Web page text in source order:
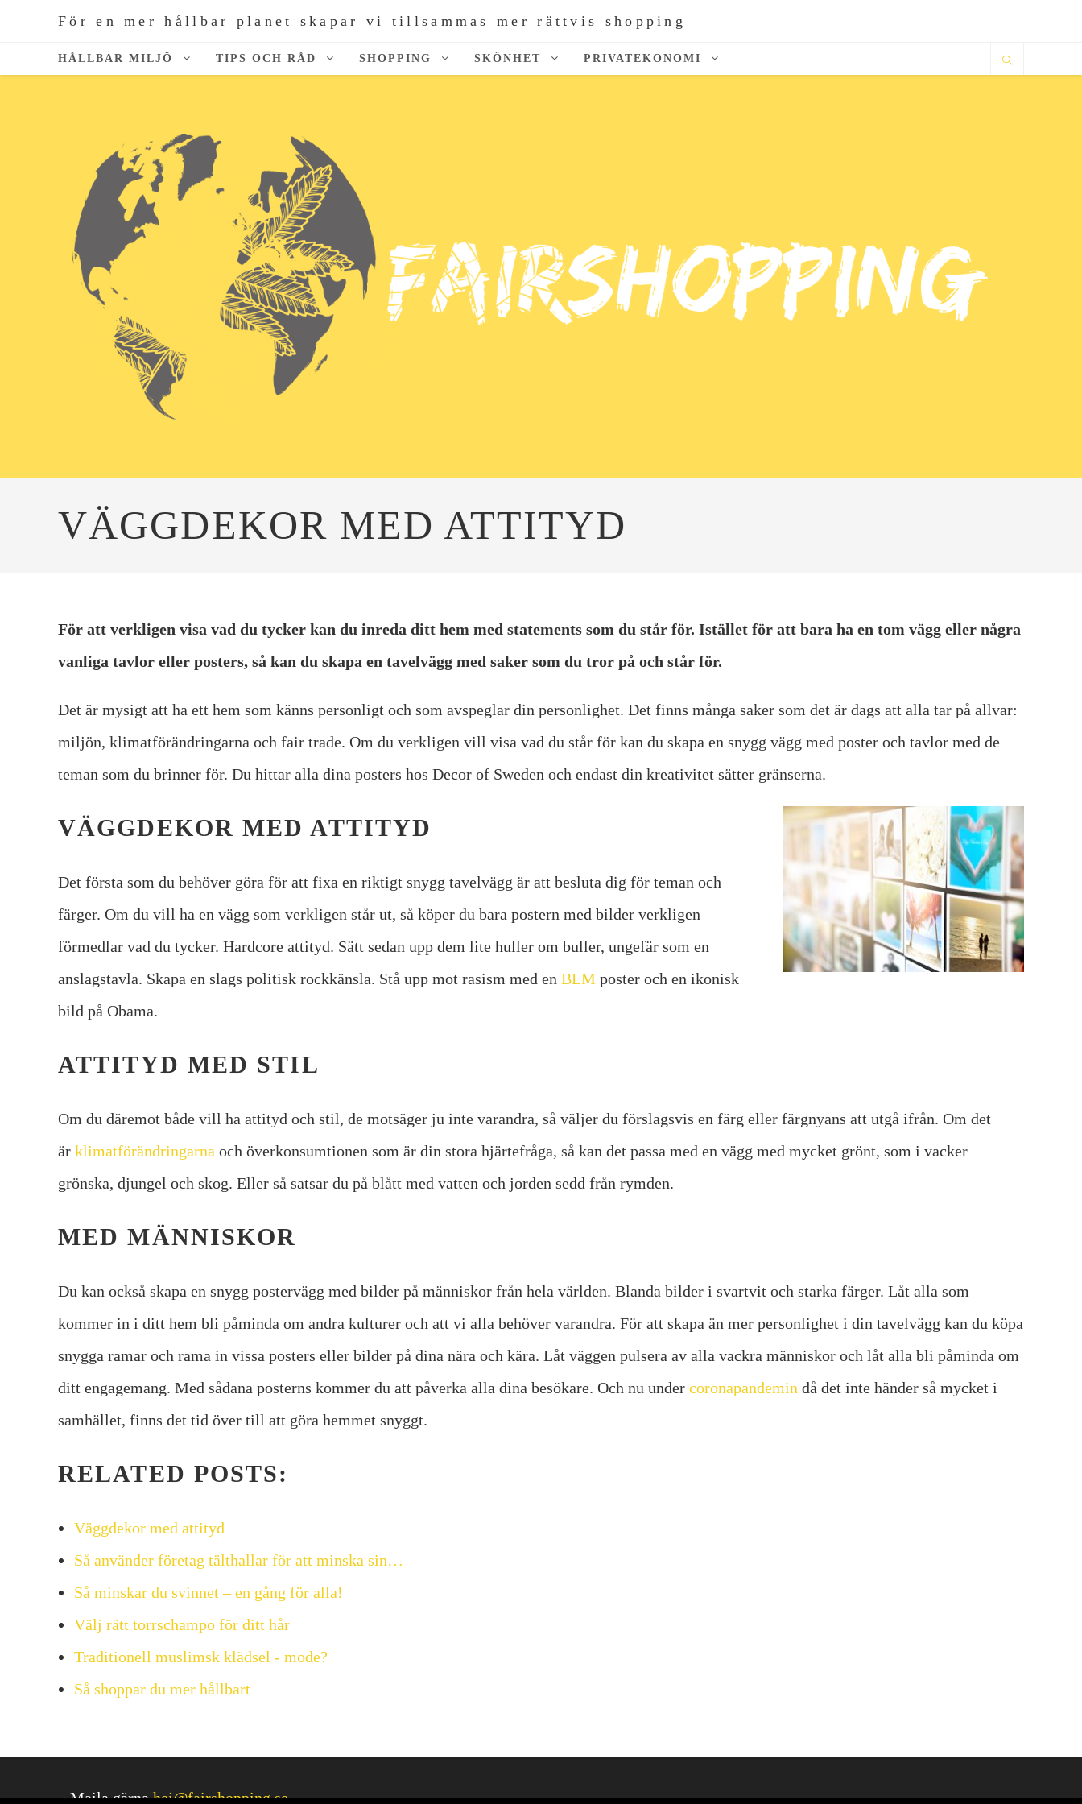
För en mer hållbar planet skapar vi tillsammas mer rättvis shopping
HÅLLBAR MILJÖ TIPS OCH RÅD SHOPPING SKÖNHET PRIVATEKONOMI
VÄGGDEKOR MED ATTITYD
För att verkligen visa vad du tycker kan du inreda ditt hem med statements som du står för. Istället för att bara ha en tom vägg eller några
vanliga tavlor eller posters, så kan du skapa en tavelvägg med saker som du tror på och står för.
Det är mysigt att ha ett hem som känns personligt och som avspeglar din personlighet. Det finns många saker som det är dags att alla tar på allvar:
miljön, klimatförändringarna och fair trade. Om du verkligen vill visa vad du står för kan du skapa en snygg vägg med poster och tavlor med de
teman som du brinner för. Du hittar alla dina posters hos Decor of Sweden och endast din kreativitet sätter gränserna.
VÄGGDEKOR MED ATTITYD
Det första som du behöver göra för att fixa en riktigt snygg tavelvägg är att besluta dig för teman och
färger. Om du vill ha en vägg som verkligen står ut, så köper du bara postern med bilder verkligen
förmedlar vad du tycker. Hardcore attityd. Sätt sedan upp dem lite huller om buller, ungefär som en
anslagstavla. Skapa en slags politisk rockkänsla. Stå upp mot rasism med en BLM poster och en ikonisk
bild på Obama.
ATTITYD MED STIL
Om du däremot både vill ha attityd och stil, de motsäger ju inte varandra, så väljer du förslagsvis en färg eller färgnyans att utgå ifrån. Om det
är klimatförändringarna och överkonsumtionen som är din stora hjärtefråga, så kan det passa med en vägg med mycket grönt, som i vacker
grönska, djungel och skog. Eller så satsar du på blått med vatten och jorden sedd från rymden.
MED MÄNNISKOR
Du kan också skapa en snygg postervägg med bilder på människor från hela världen. Blanda bilder i svartvit och starka färger. Låt alla som
kommer in i ditt hem bli påminda om andra kulturer och att vi alla behöver varandra. För att skapa än mer personlighet i din tavelvägg kan du köpa
snygga ramar och rama in vissa posters eller bilder på dina nära och kära. Låt väggen pulsera av alla vackra människor och låt alla bli påminda om
ditt engagemang. Med sådana posterns kommer du att påverka alla dina besökare. Och nu under coronapandemin då det inte händer så mycket i
samhället, finns det tid över till att göra hemmet snyggt.
RELATED POSTS:
Väggdekor med attityd
Så använder företag tälthallar för att minska sin…
Så minskar du svinnet – en gång för alla!
Välj rätt torrschampo för ditt hår
Traditionell muslimsk klädsel - mode?
Så shoppar du mer hållbart
Maila gärnahej@fairshopping.se